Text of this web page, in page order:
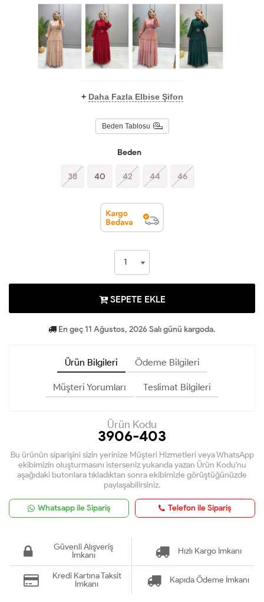
+ Daha Fazla Elbise Şifon
Beden Tablosu
Beden
38 40 42 44 46
SEPETE EKLE
En geç 11 Ağustos, 2026 Salı günü kargoda.
Ürün Bilgileri Ödeme Bilgileri
Müşteri Yorumları Teslimat Bilgileri
Ürün Kodu
3906-403
Bu ürünün siparişini sizin yerinize Müşteri Hizmetleri veya WhatsApp
ekibimizin oluşturmasını isterseniz yukarıda yazan Ürün Kodu'nu
aşağıdaki butonlara tıkladıktan sonra ekibimizle görüştüğünüzde
paylaşabilirsiniz.
Whatsapp ile Sipariş Telefon ile Sipariş
Güvenli Alışveriş
İmkanı
Hızlı Kargo İmkanı
Kredi Kartına Taksit
İmkanı
Kapıda Ödeme İmkanı